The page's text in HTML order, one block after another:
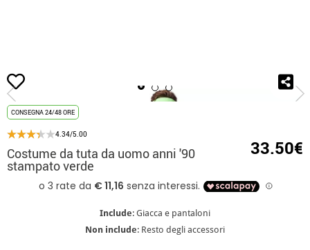
Inizio Costume da tuta da uomo anni '90
CONSEGNA 24/48 ORE
4.34/5.00
Costume da tuta da uomo anni '90
stampato verde
33.50€
Include: Giacca e pantaloni
Non include: Resto degli accessori